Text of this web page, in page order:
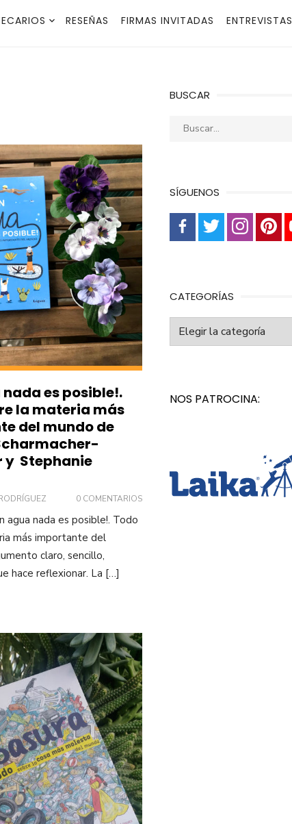
RESEÑAS FIRMAS INVITADAS ENTREVISTAS
nada es posible!.
la materia más
del mundo de
y Stephanie
0 COMENTARIOS
agua nada es posible!. Todo
más importante del
claro, sencillo,
hace reflexionar. La […]
BUSCAR
Buscar:
SÍGUENOS
CATEGORÍAS
NOS PATROCINA: